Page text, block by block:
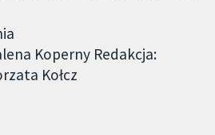
Koperny Redakcja:
Kołcz